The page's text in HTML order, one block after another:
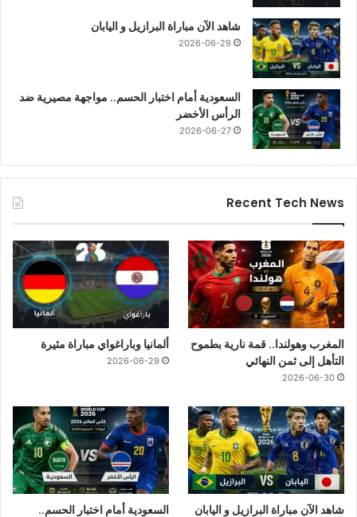
شاهد الآن مباراة البرازيل و اليابان
2026-06-29
السعودية أمام اختبار الحسم.. مواجهة مصيرية ضد
الرأس الأخضر
2026-06-27
Recent Tech News
المغرب وهولندا.. قمة نارية بطموح
التأهل إلى ثمن النهائي
2026-06-30
ألمانيا وباراغواي مباراة مثيرة
2026-06-29
شاهد الآن مباراة البرازيل و اليابان
السعودية أمام اختبار الحسم..